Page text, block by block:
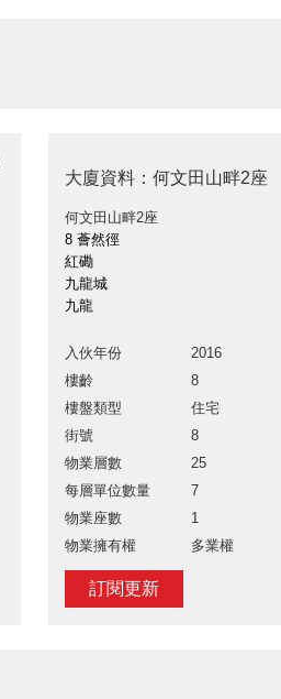
大廈資料：何文田山畔2座
何文田山畔2座
8 薈然徑
紅磡
九龍城
九龍
入伙年份
2016
樓齡
8
樓盤類型
住宅
街號
8
物業層數
25
每層單位數量
7
物業座數
1
物業擁有權
多業權
訂閱更新